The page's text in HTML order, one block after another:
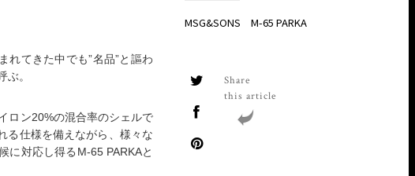
MSG&SONS M-65 PARKA
Share
this article
れてきた中でも”名品”と謳わ
。
ロン20%の混合率のシェルで
る仕様を備えながら、様々な
に対応し得るM-65 PARKAと